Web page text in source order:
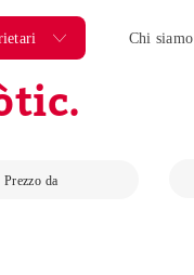
Chi siamo
Prezzo da